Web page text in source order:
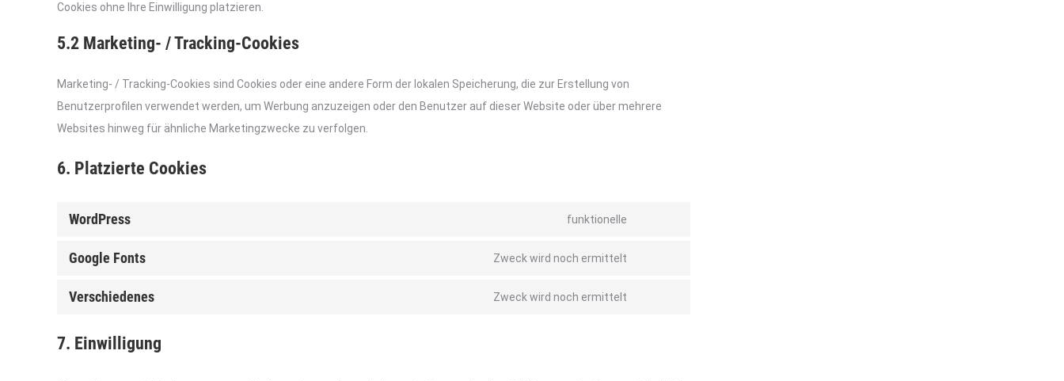
Cookies ohne Ihre Einwilligung platzieren.
5.2 Marketing- / Tracking-Cookies
Marketing- / Tracking-Cookies sind Cookies oder eine andere Form der lokalen Speicherung, die zur Erstellung von
Benutzerprofilen verwendet werden, um Werbung anzuzeigen oder den Benutzer auf dieser Website oder über mehrere
Websites hinweg für ähnliche Marketingzwecke zu verfolgen.
6. Platzierte Cookies
WordPress
funktionelle
Google Fonts
Zweck wird noch ermittelt
Verschiedenes
Zweck wird noch ermittelt
7. Einwilligung